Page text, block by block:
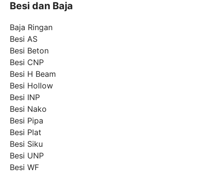
Besi dan Baja
Baja Ringan
Besi AS
Besi Beton
Besi CNP
Besi H Beam
Besi Hollow
Besi INP
Besi Nako
Besi Pipa
Besi Plat
Besi Siku
Besi UNP
Besi WF